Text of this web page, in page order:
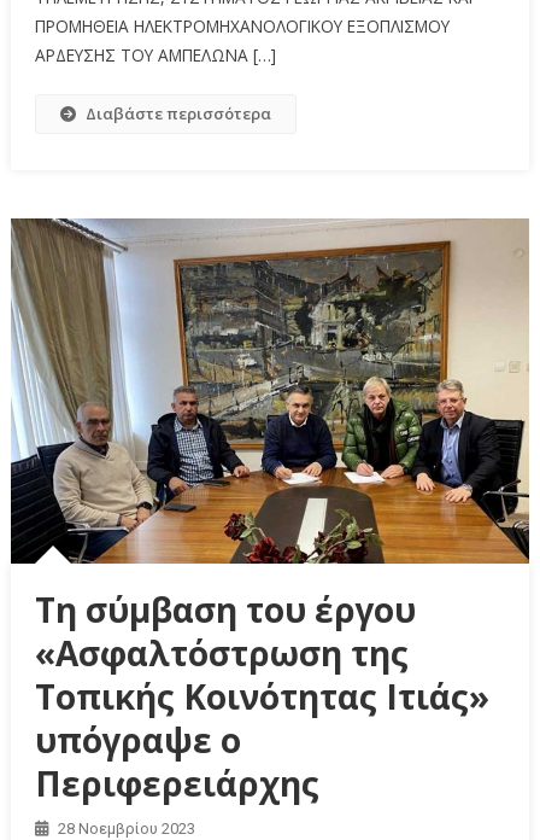
ΠΡΟΜΗΘΕΙΑ ΗΛΕΚΤΡΟΜΗΧΑΝΟΛΟΓΙΚΟΥ ΕΞΟΠΛΙΣΜΟΥ
ΑΡΔΕΥΣΗΣ ΤΟΥ ΑΜΠΕΛΩΝΑ […]
Διαβάστε περισσότερα
Τη σύμβαση του έργου
«Ασφαλτόστρωση της
Τοπικής Κοινότητας Ιτιάς»
υπόγραψε ο
Περιφερειάρχης
28 Νοεμβρίου 2023